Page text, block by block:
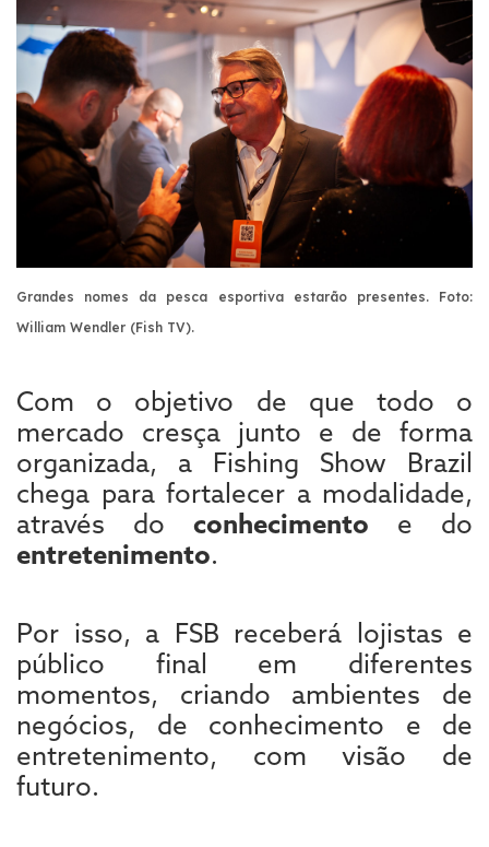
Grandes nomes da pesca esportiva estarão presentes. Foto:
William Wendler (Fish TV).
Com o objetivo de que todo o
mercado cresça junto e de forma
organizada, a Fishing Show Brazil
chega para fortalecer a modalidade,
através do conhecimento e do
entretenimento.
Por isso, a FSB receberá lojistas e
público final em diferentes
momentos, criando ambientes de
negócios, de conhecimento e de
entretenimento, com visão de
futuro.